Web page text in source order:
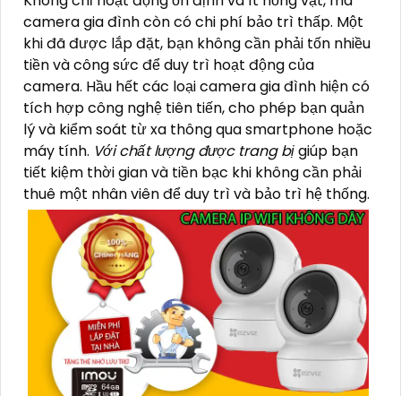
camera gia đình còn có chi phí bảo trì thấp. Một
khi đã được lắp đặt, bạn không cần phải tốn nhiều
tiền và công sức để duy trì hoạt động của
camera. Hầu hết các loại camera gia đình hiện có
tích hợp công nghệ tiên tiến, cho phép bạn quản
lý và kiểm soát từ xa thông qua smartphone hoặc
máy tính. Với chất lượng được trang bịgiúp bạn
tiết kiệm thời gian và tiền bạc khi không cần phải
thuê một nhân viên để duy trì và bảo trì hệ thống.